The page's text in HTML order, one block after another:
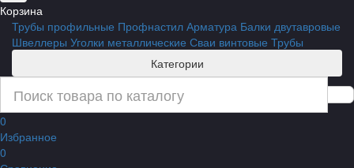
Корзина
Трубы профильные Профнастил Арматура Балки двутавровые
Швеллеры Уголки металлические Сваи винтовые Трубы
Категории
0
Избранное
0